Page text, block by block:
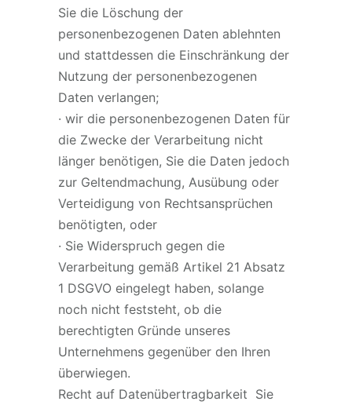
Sie die Löschung der
personenbezogenen Daten ablehnten
und stattdessen die Einschränkung der
Nutzung der personenbezogenen
Daten verlangen;
· wir die personenbezogenen Daten für
die Zwecke der Verarbeitung nicht
länger benötigen, Sie die Daten jedoch
zur Geltendmachung, Ausübung oder
Verteidigung von Rechtsansprüchen
benötigten, oder
· Sie Widerspruch gegen die
Verarbeitung gemäß Artikel 21 Absatz
1 DSGVO eingelegt haben, solange
noch nicht feststeht, ob die
berechtigten Gründe unseres
Unternehmens gegenüber den Ihren
überwiegen.
Recht auf Datenübertragbarkeit Sie